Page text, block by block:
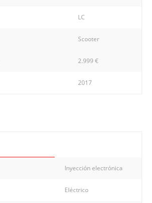
LC
Scooter
2.999 €
2017
Inyección electrónica
Eléctrico